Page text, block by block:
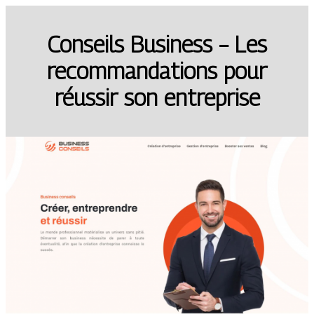
Conseils Business – Les
recommandations pour
réussir son entreprise